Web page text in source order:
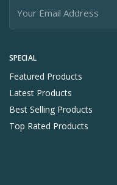
SPECIAL
Featured Products
Latest Products
Best Selling Products
Top Rated Products